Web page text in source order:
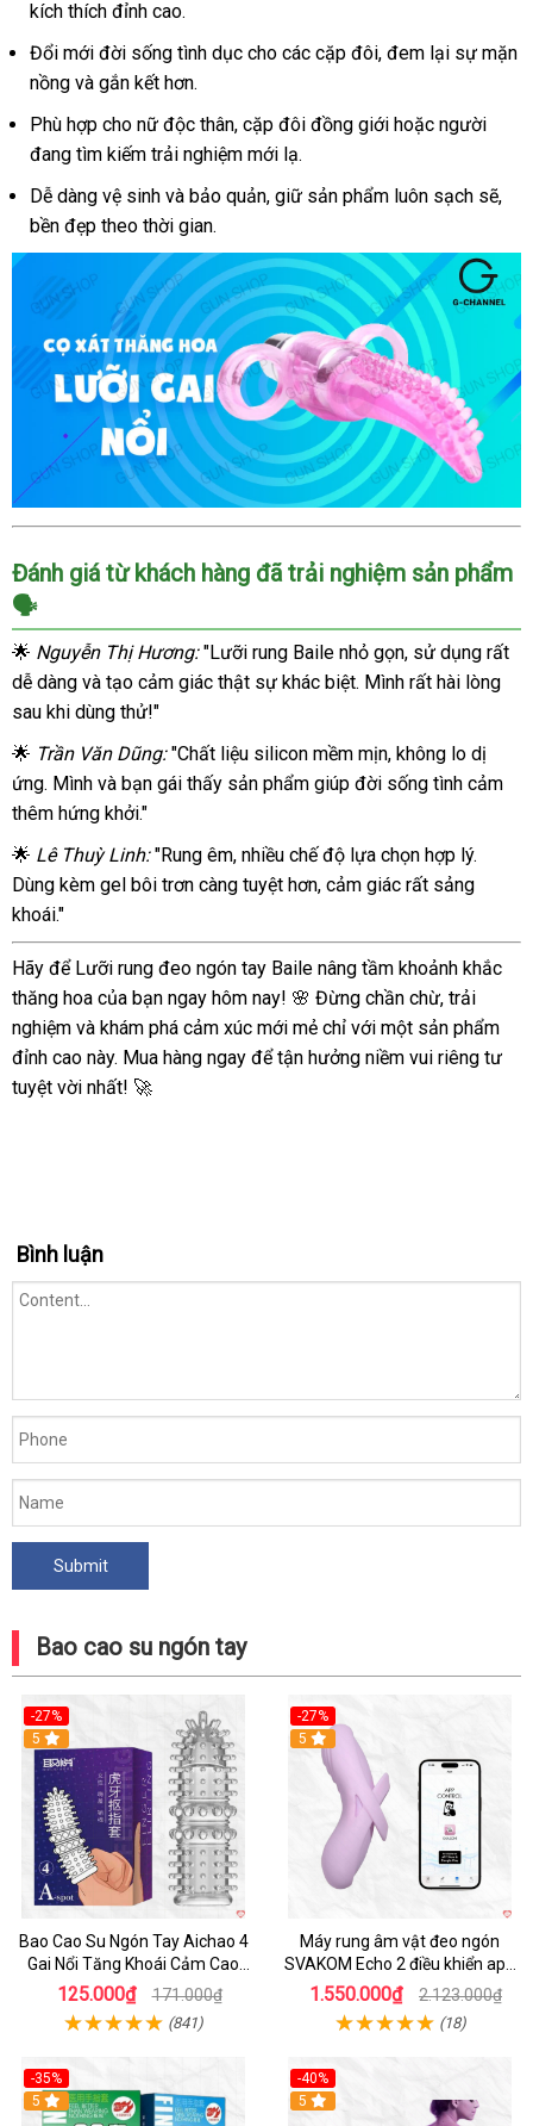
silicon
10
chế
độ
rung
kích
kích thích đỉnh cao.
Đổi mới đời sống tình dục cho các cặp đôi, đem lại sự mặn
nồng và gắn kết hơn.
Phù hợp cho nữ độc thân, cặp đôi đồng giới hoặc người
đang tìm kiếm trải nghiệm mới lạ.
Dễ dàng vệ sinh và bảo quản, giữ sản phẩm luôn sạch sẽ,
bền đẹp theo thời gian.
rung
ngón
tay
Baile
silicon
độ
rung
kích
Đánh giá từ khách hàng đã trải nghiệm sản phẩm
🗣️
🌟 Nguyễn Thị Hương:"Lưỡi rung Baile nhỏ gọn, sử dụng rất
dễ dàng và tạo cảm giác thật sự khác biệt. Mình rất hài lòng
sau khi dùng thử!"
🌟 Trần Văn Dũng:"Chất liệu silicon mềm mịn, không lo dị
ứng. Mình và bạn gái thấy sản phẩm giúp đời sống tình cảm
thêm hứng khởi."
🌟 Lê Thuỳ Linh:"Rung êm, nhiều chế độ lựa chọn hợp lý.
Dùng kèm gel bôi trơn càng tuyệt hơn, cảm giác rất sảng
khoái."
Hãy để Lưỡi rung đeo ngón tay Baile nâng tầm khoảnh khắc
thăng hoa của bạn ngay hôm nay! 🌸 Đừng chần chừ, trải
nghiệm và khám phá cảm xúc mới mẻ chỉ với một sản phẩm
đỉnh cao này. Mua hàng ngay để tận hưởng niềm vui riêng tư
tuyệt vời nhất! 🚀
Bình luận
Bao cao su ngón tay
-27%
5
Bao Cao Su Ngón Tay Aichao 4
Gai Nổi Tăng Khoái Cảm Cao
Cấp
125.000₫ 171.000₫
(841)
-27%
5
Máy rung âm vật đeo ngón
SVAKOM Echo 2 điều khiển app
sục sướng
1.550.000₫ 2.123.000₫
(18)
-35%
Hot
5
-40%
Hot
5